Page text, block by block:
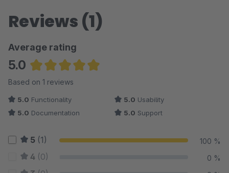
Reviews (1)
Average rating
5.0
Average rating of 5 out of 5 stars
Based on 1 reviews
5.0 Functionality 5.0 Usability
5.0 Documentation 5.0 Support
5 (1) 100 %
4 (0) 0 %